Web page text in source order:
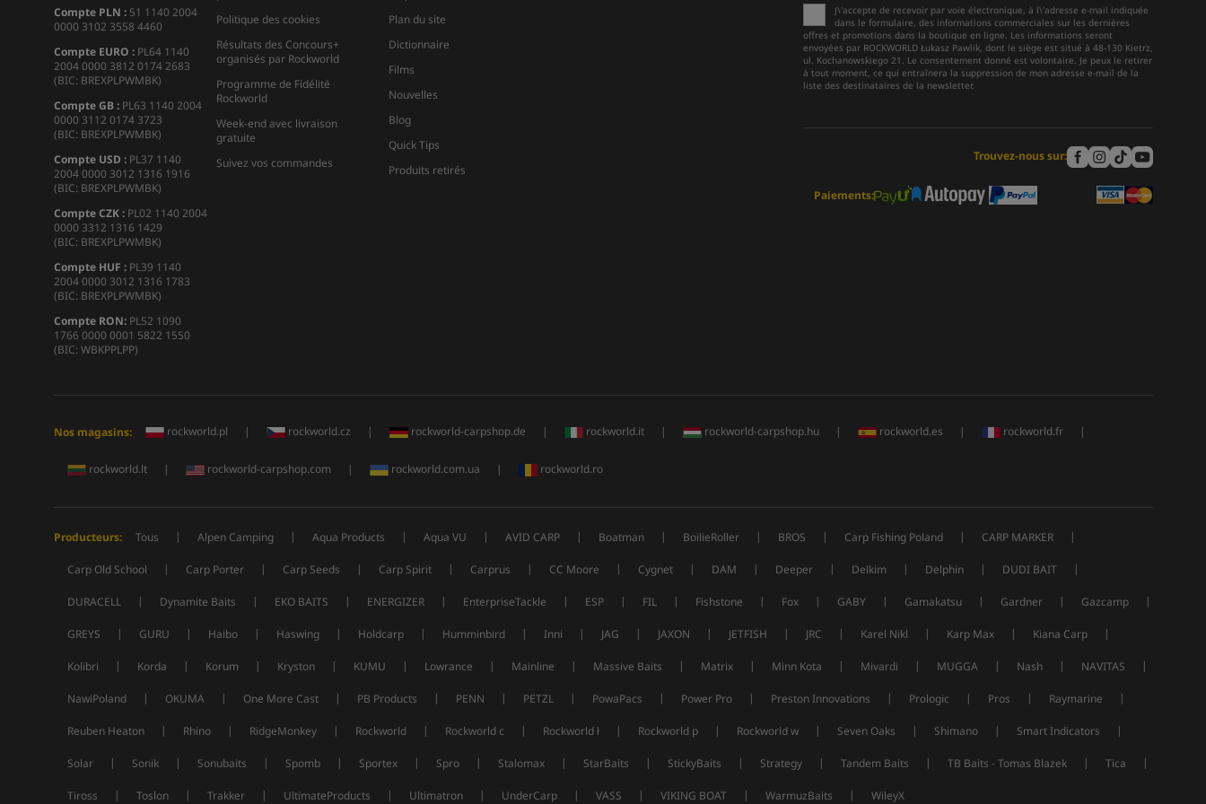
J\'accepte de recevoir par voie électronique, à l\'adresse e-mail indiquée
dans le formulaire, des informations commerciales sur les dernières
offres et promotions dans la boutique en ligne. Les informations seront
envoyées par ROCKWORLD Łukasz Pawlik, dont le siège est situé à 48-130 Kietrz,
ul. Kochanowskiego 21. Le consentement donné est volontaire. Je peux le retirer
à tout moment, ce qui entraînera la suppression de mon adresse e-mail de la
liste des destinataires de la newsletter.
Trouvez-nous sur:
Paiements:
Compte PLN :51 1140 2004
0000 3102 3558 4460
Compte EURO :PL64 1140
2004 0000 3812 0174 2683
(BIC: BREXPLPWMBK)
Compte GB :PL63 1140 2004
0000 3112 0174 3723
(BIC: BREXPLPWMBK)
Compte USD :PL37 1140
2004 0000 3012 1316 1916
(BIC: BREXPLPWMBK)
Compte CZK :PL02 1140 2004
0000 3312 1316 1429
(BIC: BREXPLPWMBK)
Compte HUF :PL39 1140
2004 0000 3012 1316 1783
(BIC: BREXPLPWMBK)
Compte RON:PL52 1090
1766 0000 0001 5822 1550
(BIC: WBKPPLPP)
Politique des cookies
Résultats des Concours+
organisés par Rockworld
Programme de Fidélité
Rockworld
Week-end avec livraison
gratuite
Suivez vos commandes
Plan du site
Dictionnaire
Films
Nouvelles
Blog
Quick Tips
Produits retirés
Nos magasins: rockworld.pl | rockworld.cz | rockworld-carpshop.de | rockworld.it | rockworld-carpshop.hu | rockworld.es | rockworld.fr |
rockworld.lt | rockworld-carpshop.com | rockworld.com.ua | rockworld.ro
Producteurs: Tous | Alpen Camping | Aqua Products | Aqua VU | AVID CARP | Boatman | BoilieRoller | BROS | Carp Fishing Poland | CARP MARKER |
Carp Old School | Carp Porter | Carp Seeds | Carp Spirit | Carprus | CC Moore | Cygnet | DAM | Deeper | Delkim | Delphin | DUDI BAIT |
DURACELL | Dynamite Baits | EKO BAITS | ENERGIZER | EnterpriseTackle | ESP | FIL | Fishstone | Fox | GABY | Gamakatsu | Gardner | Gazcamp |
GREYS | GURU | Haibo | Haswing | Holdcarp | Humminbird | Inni | JAG | JAXON | JETFISH | JRC | Karel Nikl | Karp Max | Kiana Carp |
Kolibri | Korda | Korum | Kryston | KUMU | Lowrance | Mainline | Massive Baits | Matrix | Minn Kota | Mivardi | MUGGA | Nash | NAVITAS |
NawiPoland | OKUMA | One More Cast | PB Products | PENN | PETZL | PowaPacs | Power Pro | Preston Innovations | Prologic | Pros | Raymarine |
Reuben Heaton | Rhino | RidgeMonkey | Rockworld | Rockworld c | Rockworld ł | Rockworld p | Rockworld w | Seven Oaks | Shimano | Smart Indicators |
Solar | Sonik | Sonubaits | Spomb | Sportex | Spro | Stalomax | StarBaits | StickyBaits | Strategy | Tandem Baits | TB Baits - Tomas Blazek | Tica |
Tiross | Toslon | Trakker | UltimateProducts | Ultimatron | UnderCarp | VASS | VIKING BOAT | WarmuzBaits | WileyX